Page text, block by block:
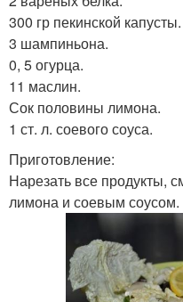
300 гр пекинской капусты.
3 шампиньона.
0, 5 огурца.
11 маслин.
Сок половины лимона.
1 ст. л. соевого соуса.
Приготовление:
Нарезать все продукты,
лимона и соевым соусом.